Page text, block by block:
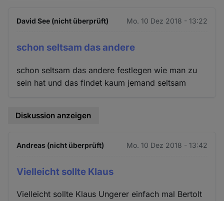
David See (nicht überprüft) Mo. 10 Dez 2018 - 13:22
schon seltsam das andere
schon seltsam das andere festlegen wie man zu
sein hat und das findet kaum jemand seltsam
Diskussion anzeigen
Andreas (nicht überprüft) Mo. 10 Dez 2018 - 13:42
Vielleicht sollte Klaus
Vielleicht sollte Klaus Ungerer einfach mal Bertolt